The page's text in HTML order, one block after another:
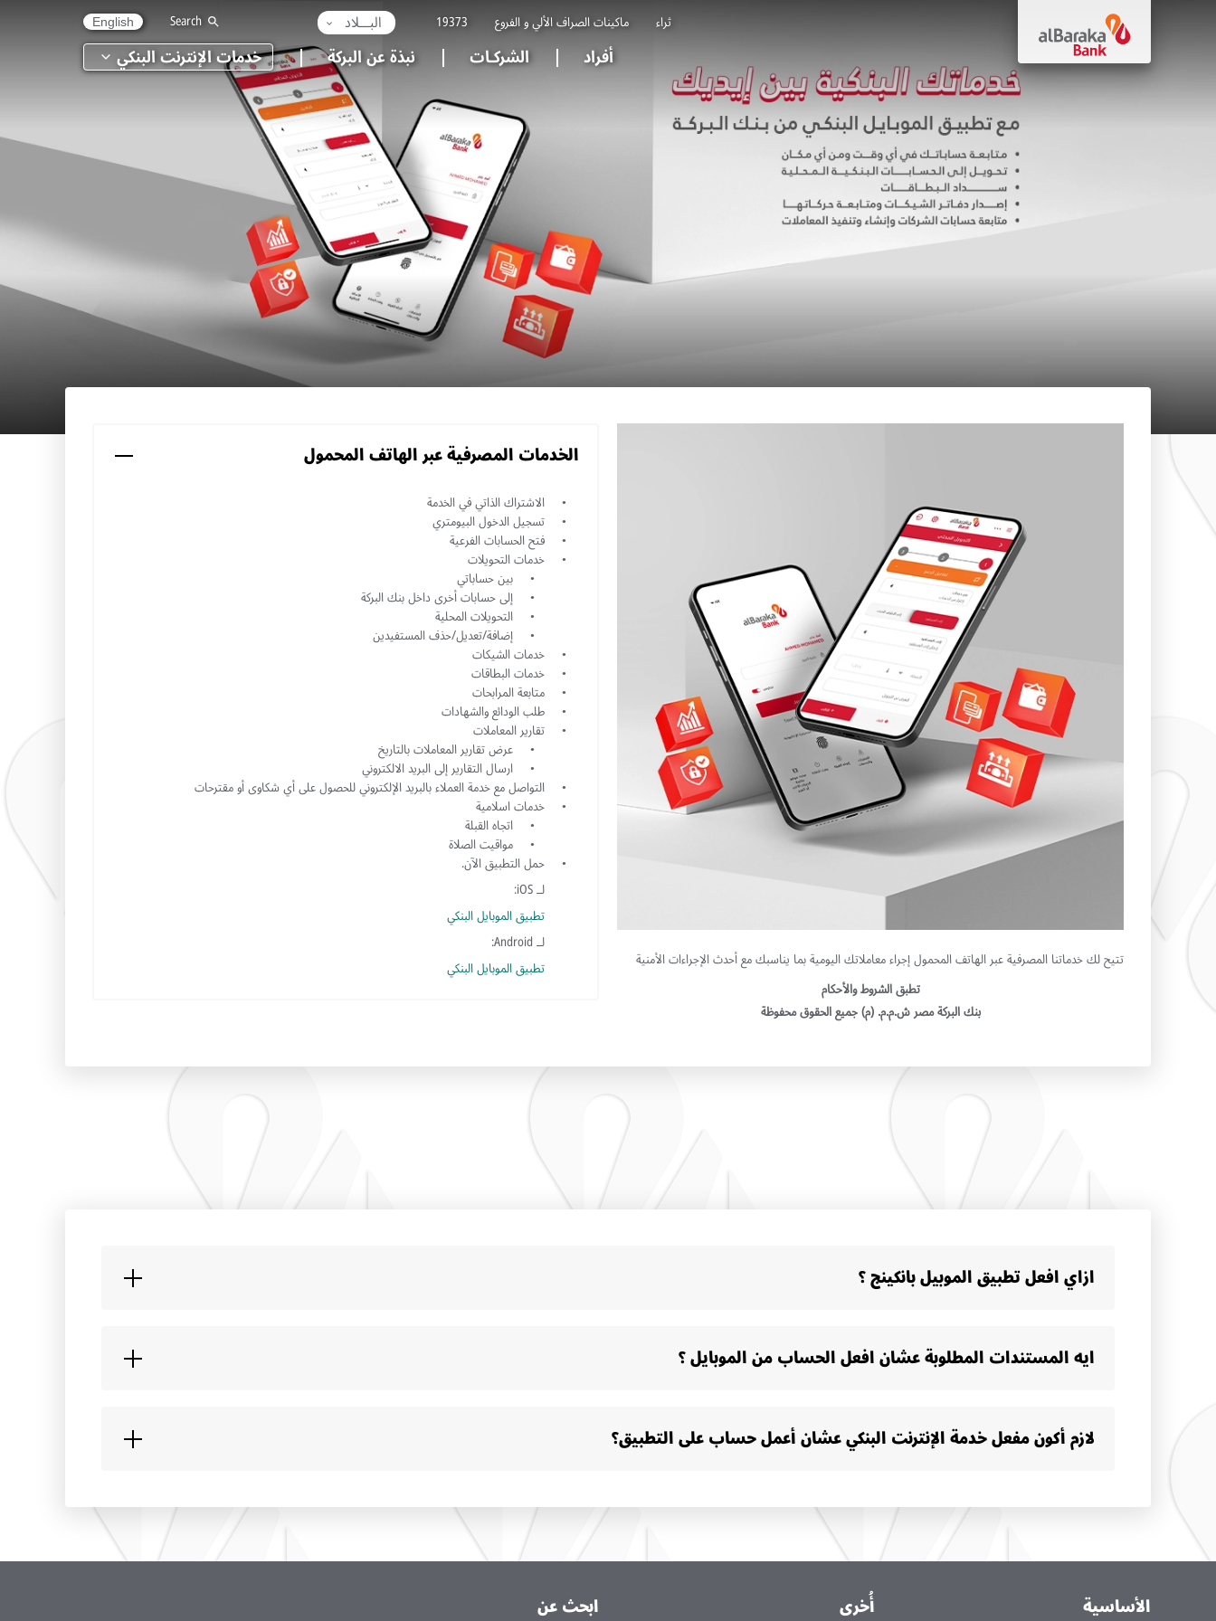
أفراد الشركـات نبذة عن البركة خدمات الإنترنت البنكي
ثراء ماكينات الصراف الألي و الفروع 19373 البـــلاد Search
English
تتيح لك خدماتنا المصرفية عبر الهاتف المحمول إجراء معاملاتك اليومية بما يناسبك مع أحدث الإجراءات الأمنية
تطبق الشروط والأحكام
بنك البركة مصر ش.م.م. (م) جميع الحقوق محفوظة
الخدمات المصرفية عبر الهاتف المحمول
الاشتراك الذاتي في الخدمة
تسجيل الدخول البيومتري
فتح الحسابات الفرعية
خدمات التحويلات
بين حساباتي
إلى حسابات أخرى داخل بنك البركة
التحويلات المحلية
إضافة/تعديل/حذف المستفيدين
خدمات الشيكات
خدمات البطاقات
متابعة المرابحات
طلب الودائع والشهادات
تقارير المعاملات
عرض تقارير المعاملات بالتاريخ
ارسال التقارير إلى البريد الالكتروني
التواصل مع خدمة العملاء بالبريد الإلكتروني للحصول على أي شكاوى أو مقترحات
خدمات اسلامية
اتجاه القبلة
مواقيت الصلاة
حمل التطبيق الآن.
لــ iOS:
تطبيق الموبايل البنكي
لــ Android:
تطبيق الموبايل البنكي
ازاي افعل تطبيق الموبيل بانكينج ؟
ايه المستندات المطلوبة عشان افعل الحساب من الموبايل ؟
لازم أكون مفعل خدمة الإنترنت البنكي عشان أعمل حساب على التطبيق؟
الأساسية أُخرى ابحث عن